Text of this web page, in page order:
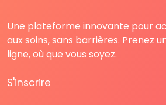
Une plateforme innovante pour
aux soins, sans barrières. Prenez
ligne, où que vous soyez.
S'inscrire